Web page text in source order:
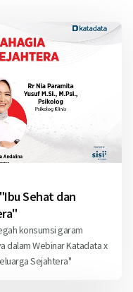
Sehat dan
konsumsi garam
dalam Webinar Katadata x
Sejahtera"